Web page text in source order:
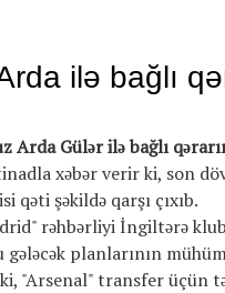
ilə bağlı
Gülər ilə bağlı
xəbər verir ki, son
şəkildə qarşı çıxıb.
rəhbərliyi İngiltərə
planlarının
"Arsenal" transfer üçün